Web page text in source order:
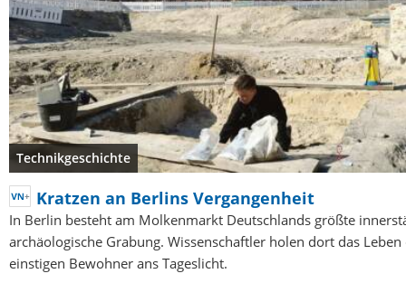
Technikgeschichte
Kratzen an Berlins Vergangenheit
In Berlin besteht am Molkenmarkt Deutschlands größte
archäologische Grabung. Wissenschaftler holen dort das Leben
einstigen Bewohner ans Tageslicht.